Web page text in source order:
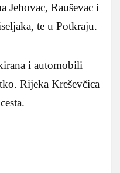
Jehovac, Rauševac i
te u Potkraju.
i automobili
Rijeka Kreševčica